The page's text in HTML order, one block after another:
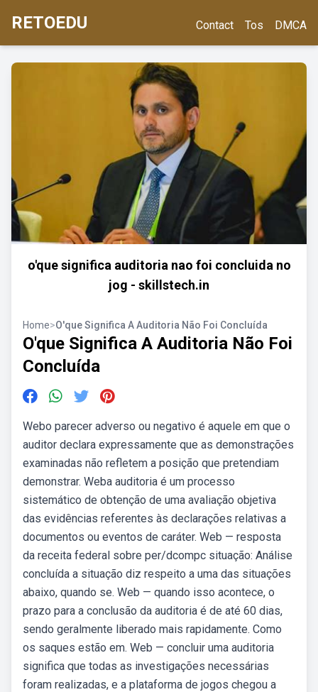
RETOEDU Contact Tos DMCA
o'que significa auditoria nao foi concluida no
jog - skillstech.in
Home>O'que Significa A Auditoria Não Foi Concluída
O'que Significa A Auditoria Não Foi
Concluída
Webo parecer adverso ou negativo é aquele em que o
auditor declara expressamente que as demonstrações
examinadas não refletem a posição que pretendiam
demonstrar. Weba auditoria é um processo
sistemático de obtenção de uma avaliação objetiva
das evidências referentes às declarações relativas a
documentos ou eventos de caráter. Web — resposta
da receita federal sobre per/dcompc situação: Análise
concluída a situação diz respeito a uma das situações
abaixo, quando se. Web — quando isso acontece, o
prazo para a conclusão da auditoria é de até 60 dias,
sendo geralmente liberado mais rapidamente. Como
os saques estão em. Web — concluir uma auditoria
significa que todas as investigações necessárias
foram realizadas, e a plataforma de jogos chegou a